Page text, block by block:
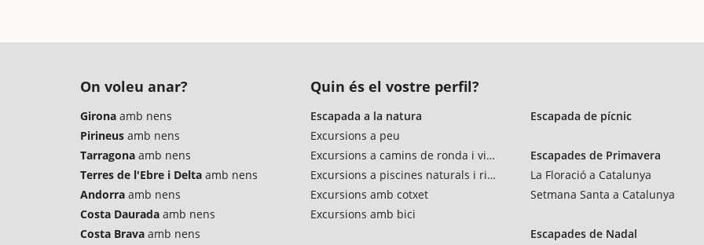
On voleu anar?
Girona amb nens
Pirineus amb nens
Tarragona amb nens
Terres de l'Ebre i Delta amb nens
Andorra amb nens
Costa Daurada amb nens
Costa Brava amb nens
Quin és el vostre perfil?
Escapada a la natura
Excursions a peu
Excursions a camins de ronda i vies verdes
Excursions a piscines naturals i rius
Excursions amb cotxet
Excursions amb bici
Escapada de pícnic
Escapades de Primavera
La Floració a Catalunya
Setmana Santa a Catalunya
Escapades de Nadal